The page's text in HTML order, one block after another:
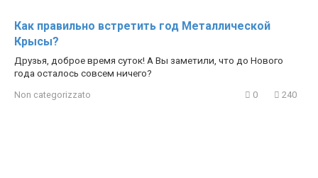
Как правильно встретить год Металлической
Крысы?
Друзья, доброе время суток! А Вы заметили, что до Нового
года осталось совсем ничего?
Non categorizzato 0 240